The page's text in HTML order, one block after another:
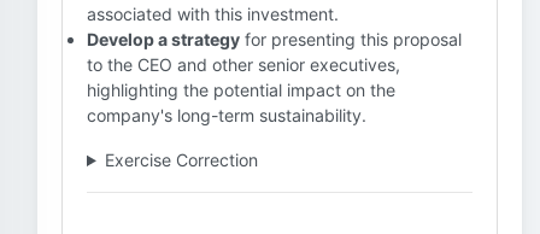
associated with this investment.
Develop a strategy for presenting this proposal
to the CEO and other senior executives,
highlighting the potential impact on the
company's long-term sustainability.
Exercise Correction